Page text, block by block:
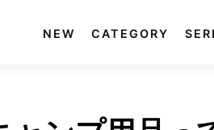
NEW CATEGORY